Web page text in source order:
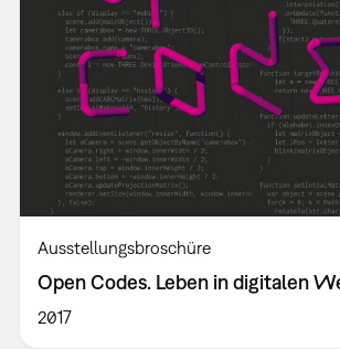
Ausstellungsbroschüre
Open Codes. Leben in digitalen
2017